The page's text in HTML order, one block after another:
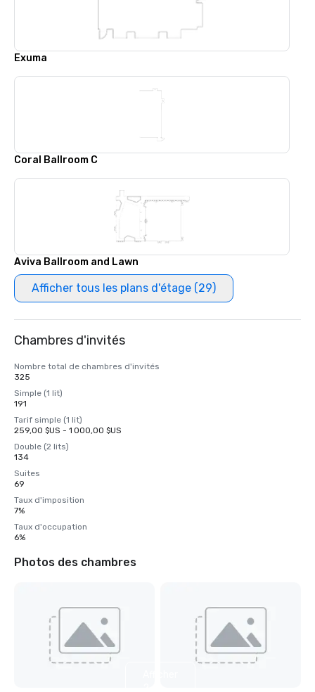
Exuma
Coral Ballroom C
Aviva Ballroom and Lawn
Afficher tous les plans d'étage (29)
Chambres d'invités
Nombre total de chambres d'invités
325
Simple (1 lit)
191
Tarif simple (1 lit)
259,00 $US - 1 000,00 $US
Double (2 lits)
134
Suites
69
Taux d'imposition
7%
Taux d'occupation
6%
Photos des chambres